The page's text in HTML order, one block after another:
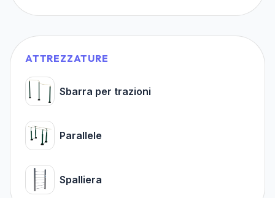
ATTREZZATURE
Sbarra per trazioni
Parallele
Spalliera